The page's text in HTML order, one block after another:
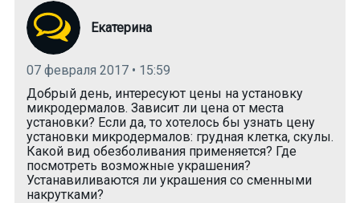
Екатерина
07 февраля 2017 • 15:59
Добрый день, интересуют цены на установку
микродермалов. Зависит ли цена от места
установки? Если да, то хотелось бы узнать цену
установки микродермалов: грудная клетка, скулы.
Какой вид обезболивания применяется? Где
посмотреть возможные украшения?
Устанавиливаются ли украшения со сменными
накрутками?